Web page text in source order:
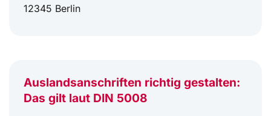
12345 Berlin
Auslandsanschriften richtig gestalten:
Das gilt laut DIN 5008